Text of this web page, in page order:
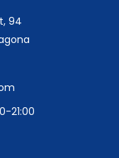
94
21:00